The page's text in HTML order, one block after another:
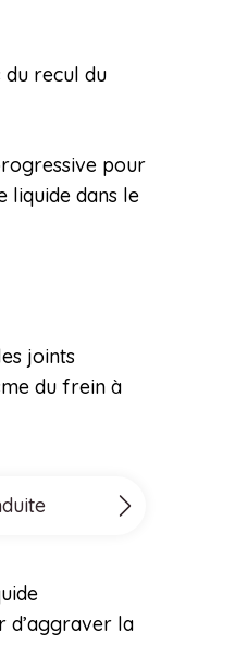
recul du
pour
liquide dans le
joints
du frein à
d’aggraver la